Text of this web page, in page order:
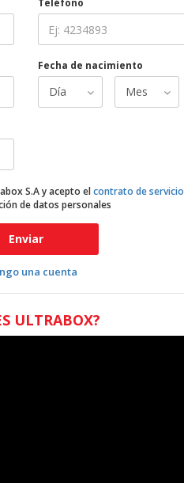
Teléfono
Fecha de nacimiento
S.A y acepto elcontrato de servicio
de datos personales
Enviar
una cuenta
ULTRABOX?